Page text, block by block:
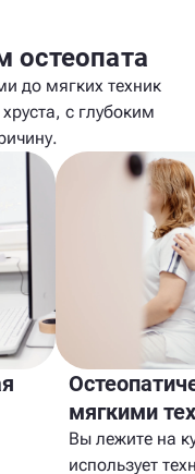
остеопата
до мягких техник
с глубоким
мягкими
Вы лежите на
использует